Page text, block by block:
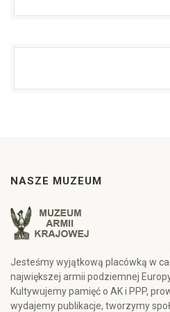
NASZE MUZEUM
Jesteśmy wyjątkową placówką w
największej armii podziemnej
Kultywujemy pamięć o AK i PPP,
wydajemy publikacje, tworzymy